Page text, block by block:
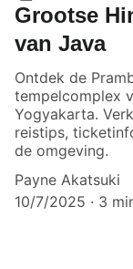
Grootse
van Java
Ontdek de
tempelcomplex
Yogyakarta.
reistips,
de omgeving.
Payne Akatsuki
10/7/2025
3